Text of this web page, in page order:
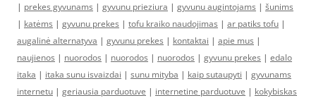
| prekes gyvunams | gyvunu prieziura | gyvunu augintojams | šunims
| katėms | gyvunu prekes | tofu kraiko naudojimas | ar patiks tofu |
augalinė alternatyva | gyvunu prekes | kontaktai | apie mus |
naujienos | nuorodos | nuorodos | nuorodos | gyvunu prekes | edalo
itaka | itaka sunu isvaizdai | sunu mityba | kaip sutaupyti | gyvunams
internetu | geriausia parduotuve | internetine parduotuve | kokybiskas